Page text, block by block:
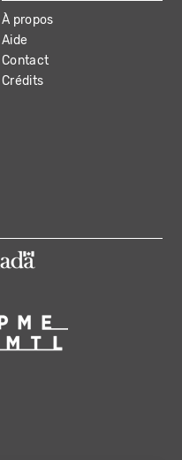
À propos
Aide
Contact
Crédits